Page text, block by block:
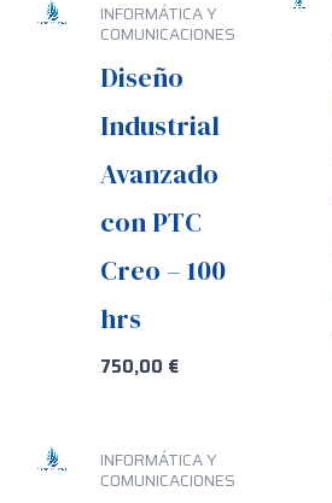
INFORMÁTICA Y
COMUNICACIONES
Diseño
Industrial
Avanzado
con PTC
Creo – 100
hrs
750,00 €
INFORMÁTICA Y
COMUNICACIONES